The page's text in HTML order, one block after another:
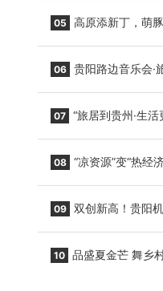
05 高原添新丁，萌
06 贵阳路边音乐会·
07 “旅居到贵州·生
08 “凉资源”变“热经
09 双创新高！贵阳
10 品盛夏金芒 舞乡